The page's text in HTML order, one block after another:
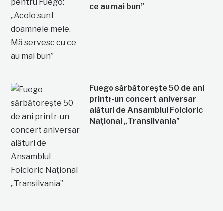
ce au mai bun”
Fuego sărbătorește 50 de ani
printr-un concert aniversar
alături de Ansamblul Folcloric
Național „Transilvania”